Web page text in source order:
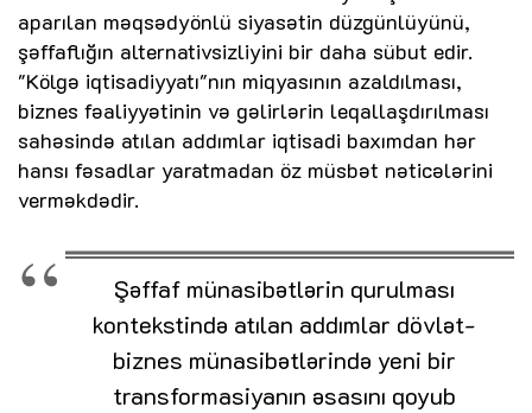
aparılan məqsədyönlü siyasətin düzgünlüyünü,
şəffaflığın alternativsizliyini bir daha sübut edir.
"Kölgə iqtisadiyyatı"nın miqyasının azaldılması,
biznes fəaliyyətinin və gəlirlərin leqallaşdırılması
sahəsində atılan addımlar iqtisadi baxımdan hər
hansı fəsadlar yaratmadan öz müsbət nəticələrini
verməkdədir.
Şəffaf münasibətlərin qurulması
kontekstində atılan addımlar dövlət-
biznes münasibətlərində yeni bir
transformasiyanın əsasını qoyub